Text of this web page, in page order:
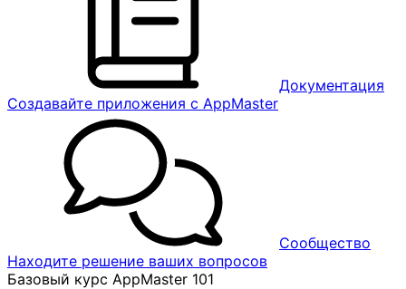
Документация
Создавайте приложения с AppMaster
Сообщество
Находите решение ваших вопросов
Базовый курс AppMaster 101